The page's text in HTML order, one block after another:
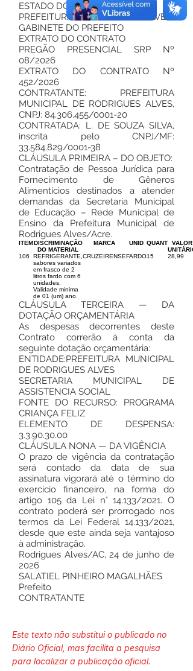
ESTADO DO ACRE
PREFEITURA DE RODRIGUES ALVES
GABINETE DO PREFEITO
EXTRATO DO CONTRATO
PREGÃO PRESENCIAL SRP Nº
08/2026
EXTRATO DO CONTRATO Nº
452/2026
CONTRATANTE: PREFEITURA
MUNICIPAL DE RODRIGUES ALVES,
CNPJ: 84.306.455/0001-20
CONTRATADA: L. DE SOUZA SILVA,
inscrita pelo CNPJ/MF:
33.584.829/0001-38
CLÁUSULA PRIMEIRA – DO OBJETO:
Contratação de Pessoa Jurídica para
Fornecimento de Gêneros
Alimentícios destinados a atender
demandas da Secretaria Municipal
de Educação – Rede Municipal de
Ensino da Prefeitura Municipal de
Rodrigues Alves/Acre.
ITEMDISCRIMINAÇÃO
DO MATERIAL
MARCA UNID QUANT
VALOR
UNITÁRIO
106
REFRIGERANTE,
sabores variados
em frasco de 2
litros fardo com 6
unidades.
Validade minima
de 01 (um) ano.
CRUZEIRENSEFARDO15 28,99
CLÁUSULA TERCEIRA — DA
DOTAÇÃO ORÇAMENTÁRIA
As despesas decorrentes deste
Contrato correrão à conta da
seguinte dotação orçamentária:
ENTIDADE:PREFEITURA MUNICIPAL
DE RODRIGUES ALVES
SECRETARIA MUNICIPAL DE
ASSISTENCIA SOCIAL
FONTE DO RECURSO: PROGRAMA
CRIANÇA FELIZ
ELEMENTO DE DESPENSA:
3.3.90.30.00
CLÁUSULA NONA — DA VIGÊNCIA
O prazo de vigência da contratação
será contado da data de sua
assinatura vigorará até o término do
exercício financeiro, na forma do
artigo 105 da Lei n° 14.133/2021. O
contrato poderá ser prorrogado nos
termos da Lei Federal 14.133/2021,
desde que este ainda seja vantajoso
à administração.
Rodrigues Alves/AC, 24 de junho de
2026
SALATIEL PINHEIRO MAGALHÃES
Prefeito
CONTRATANTE
Este texto não substitui o publicado no
Diário Oficial, mas facilita a pesquisa
para localizar a publicação oficial.